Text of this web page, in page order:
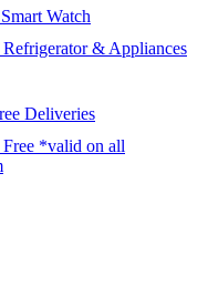
Watch
& Appliances
Deliveries
*valid on all